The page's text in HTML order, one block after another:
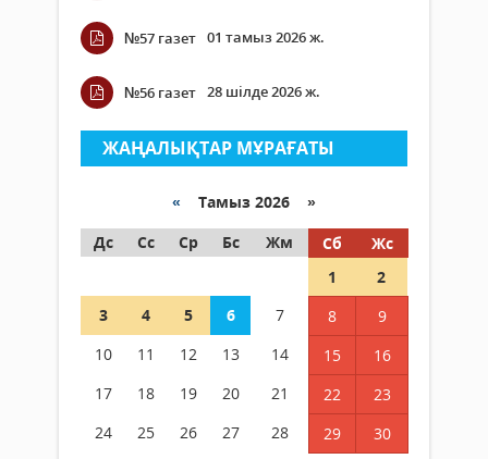
№57 газет 01 тамыз 2026 ж.
№56 газет 28 шілде 2026 ж.
ЖАҢАЛЫҚТАР МҰРАҒАТЫ
« Тамыз 2026 »
Дс
Сс Ср Бс Жм Сб
Жс
1
2
3
4 5 6 7 8
9
10
11 12 13 14 15
16
17
18 19 20 21 22
23
24
25 26 27 28 29
30